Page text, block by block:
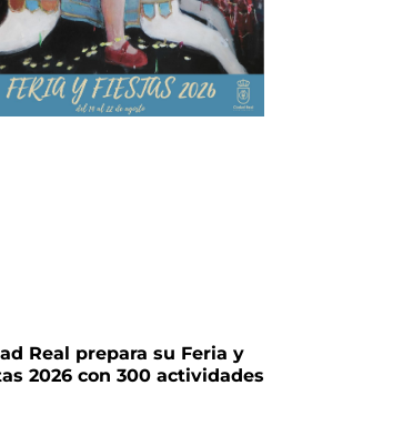
Real prepara su Feria y
2026 con 300 actividades